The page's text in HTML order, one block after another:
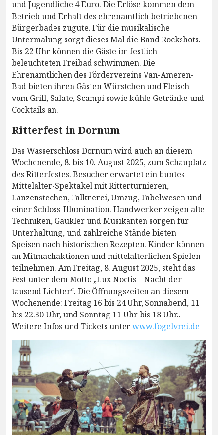
und Jugendliche 4 Euro. Die Erlöse kommen dem
Betrieb und Erhalt des ehrenamtlich betriebenen
Bürgerbades zugute. Für die musikalische
Untermalung sorgt dieses Mal die Band Rockshots.
Bis 22 Uhr können die Gäste im festlich
beleuchteten Freibad schwimmen. Die
Ehrenamtlichen des Fördervereins Van-Ameren-
Bad bieten ihren Gästen Würstchen und Fleisch
vom Grill, Salate, Scampi sowie kühle Getränke und
Cocktails an.
Ritterfest in Dornum
Das Wasserschloss Dornum wird auch an diesem
Wochenende, 8. bis 10. August 2025, zum Schauplatz
des Ritterfestes. Besucher erwartet ein buntes
Mittelalter-Spektakel mit Ritterturnieren,
Lanzenstechen, Falknerei, Umzug, Fabelwesen und
einer Schloss-Illumination. Handwerker zeigen alte
Techniken, Gaukler und Musikanten sorgen für
Unterhaltung, und zahlreiche Stände bieten
Speisen nach historischen Rezepten. Kinder können
an Mitmachaktionen und mittelalterlichen Spielen
teilnehmen. Am Freitag, 8. August 2025, steht das
Fest unter dem Motto „Lux Noctis – Nacht der
tausend Lichter“. Die Öffnungszeiten an diesem
Wochenende: Freitag 16 bis 24 Uhr, Sonnabend, 11
bis 22.30 Uhr, und Sonntag 11 Uhr bis 18 Uhr..
Weitere Infos und Tickets unterwww.fogelvrei.de